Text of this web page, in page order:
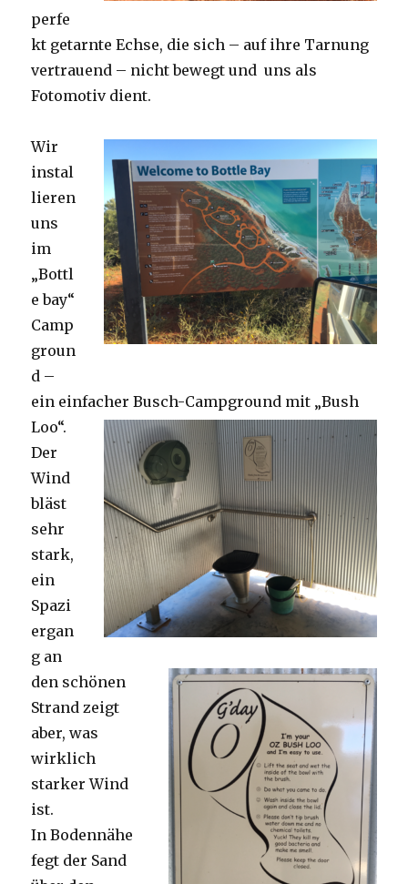
perfe
kt getarnte Echse, die sich – auf ihre Tarnung
vertrauend – nicht bewegt und uns als
Fotomotiv dient.
Wir
instal
lieren
uns
im
„Bottl
e bay“
Camp
groun
d –
ein einfacher Busch-Campground mit „Bush
Loo“.
Der
Wind
bläst
sehr
stark,
ein
Spazi
ergan
g an
den schönen
Strand zeigt
aber, was
wirklich
starker Wind
ist.
In Bodennähe
fegt der Sand